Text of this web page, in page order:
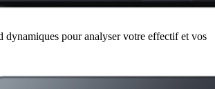
dynamiques pour analyser votre effectif et vos